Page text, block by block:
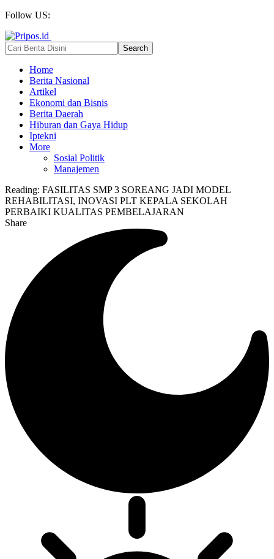
Follow US:
Home
Berita Nasional
Artikel
Ekonomi dan Bisnis
Berita Daerah
Hiburan dan Gaya Hidup
Iptekni
More
Sosial Politik
Manajemen
Reading: FASILITAS SMP 3 SOREANG JADI MODEL
REHABILITASI, INOVASI PLT KEPALA SEKOLAH
PERBAIKI KUALITAS PEMBELAJARAN
Share